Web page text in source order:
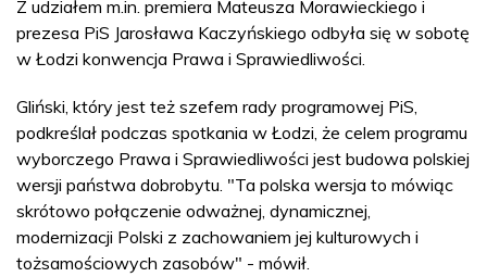
Z udziałem m.in. premiera Mateusza Morawieckiego i
prezesa PiS Jarosława Kaczyńskiego odbyła się w sobotę
w Łodzi konwencja Prawa i Sprawiedliwości.
Gliński, który jest też szefem rady programowej PiS,
podkreślał podczas spotkania w Łodzi, że celem programu
wyborczego Prawa i Sprawiedliwości jest budowa polskiej
wersji państwa dobrobytu. "Ta polska wersja to mówiąc
skrótowo połączenie odważnej, dynamicznej,
modernizacji Polski z zachowaniem jej kulturowych i
tożsamościowych zasobów" - mówił.